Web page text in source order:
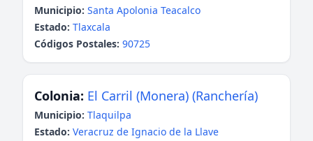
Municipio: Santa Apolonia Teacalco
Estado: Tlaxcala
Códigos Postales: 90725
Colonia: El Carril (Monera) (Ranchería)
Municipio: Tlaquilpa
Estado: Veracruz de Ignacio de la Llave